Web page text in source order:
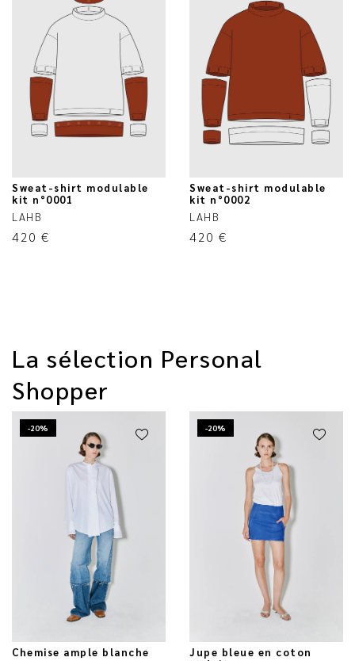
Sweat-shirt modulable
kit n°0001
LAHB
420 €
Sweat-shirt modulable
kit n°0002
LAHB
420 €
La sélection Personal
Shopper
-20%
Chemise ample blanche
-20%
Jupe bleue en coton